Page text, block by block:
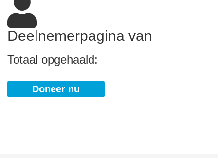
Deelnemerpagina van
Totaal opgehaald:
Doneer nu